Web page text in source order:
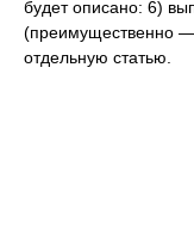
будет описано: 6)
(преимущественно —
отдельную статью.